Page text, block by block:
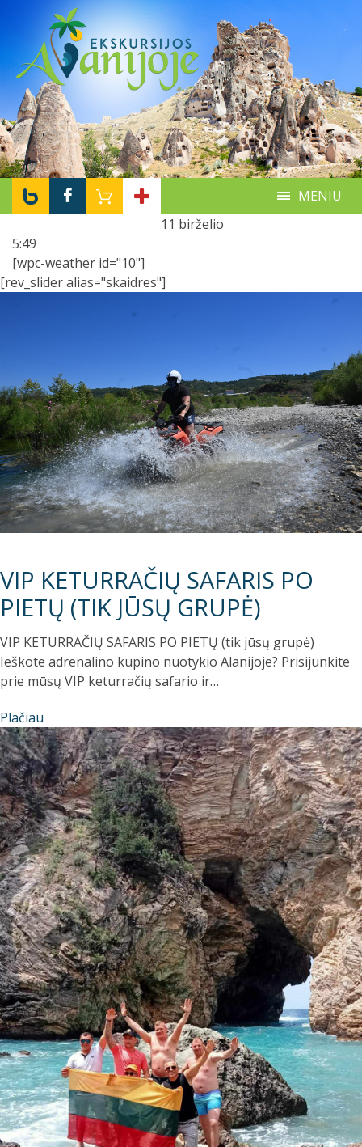
MENIU
11 birželio
5:49
[wpc-weather id="10"]
[rev_slider alias="skaidres"]
VIP KETURRAČIŲ SAFARIS PO
PIETŲ (TIK JŪSŲ GRUPĖ)
VIP KETURRAČIŲ SAFARIS PO PIETŲ (tik jūsų grupė)
Ieškote adrenalino kupino nuotykio Alanijoje? Prisijunkite
prie mūsų VIP keturračių safario ir…
Plačiau